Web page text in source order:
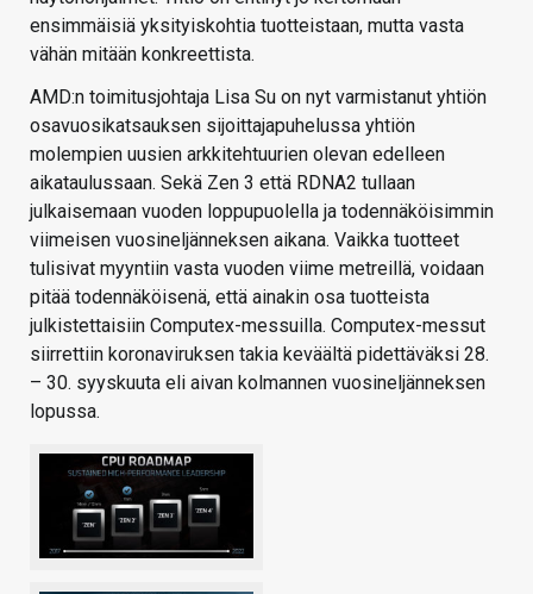
ensimmäisiä yksityiskohtia tuotteistaan, mutta vasta
vähän mitään konkreettista.
AMD:n toimitusjohtaja Lisa Su on nyt varmistanut yhtiön
osavuosikatsauksen sijoittajapuhelussa yhtiön
molempien uusien arkkitehtuurien olevan edelleen
aikataulussaan. Sekä Zen 3 että RDNA2 tullaan
julkaisemaan vuoden loppupuolella ja todennäköisimmin
viimeisen vuosineljänneksen aikana. Vaikka tuotteet
tulisivat myyntiin vasta vuoden viime metreillä, voidaan
pitää todennäköisenä, että ainakin osa tuotteista
julkistettaisiin Computex-messuilla. Computex-messut
siirrettiin koronaviruksen takia keväältä pidettäväksi 28.
– 30. syyskuuta eli aivan kolmannen vuosineljänneksen
lopussa.